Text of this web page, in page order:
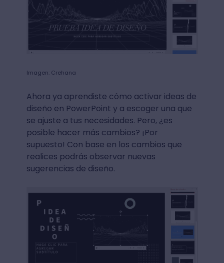
Imagen: Crehana
Ahora ya aprendiste cómo activar ideas de
diseño en PowerPoint y a escoger una que
se ajuste a tus necesidades. Pero, ¿es
posible hacer más cambios? ¡Por
supuesto! Con base en los cambios que
realices podrás observar nuevas
sugerencias de diseño.